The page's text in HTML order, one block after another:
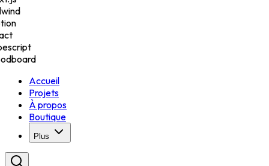
Accueil
Projets
À propos
Boutique
Plus